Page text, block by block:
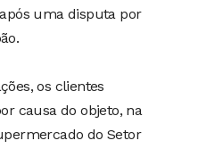
uma disputa por
os clientes
causa do objeto, na
do Setor